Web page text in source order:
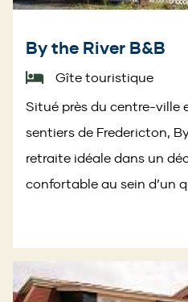
By the River B&B
Gîte touristique
Situé près du centre-ville
sentiers de Fredericton,
retraite idéale dans un
confortable au sein d’un